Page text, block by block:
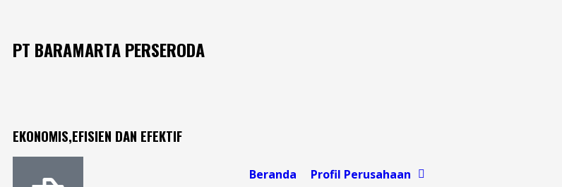
PT BARAMARTA PERSERODA
EKONOMIS,EFISIEN DAN EFEKTIF
Beranda Profil Perusahaan